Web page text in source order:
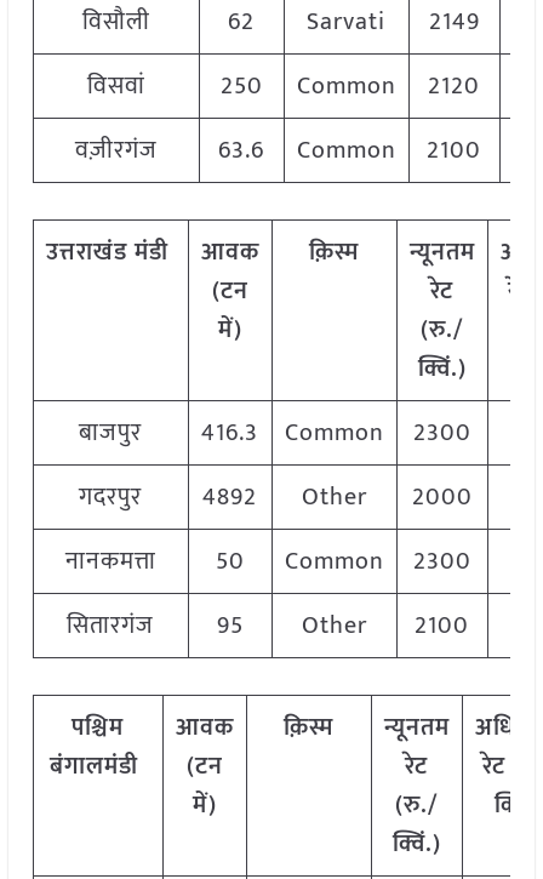
विसौली
62 Sarvati 2149
विसवां
250 Common 2120
वज़ीरगंज
63.6 Common 2100
उत्तराखंडमंडी
आवक
(टन
में)
क़िस्म
न्यूनतम
रेट
(रु./
क्विं.)
बाजपुर 416.3 Common 2300
गदरपुर
4892 Other 2000
नानकमत्ता
50 Common 2300
सितारगंज
95 Other 2100
पश्चिम
बंगालमंडी
आवक
(टन
में)
क़िस्म
न्यूनतम
रेट
(रु./
क्विं.)
रेट
क्विं.)